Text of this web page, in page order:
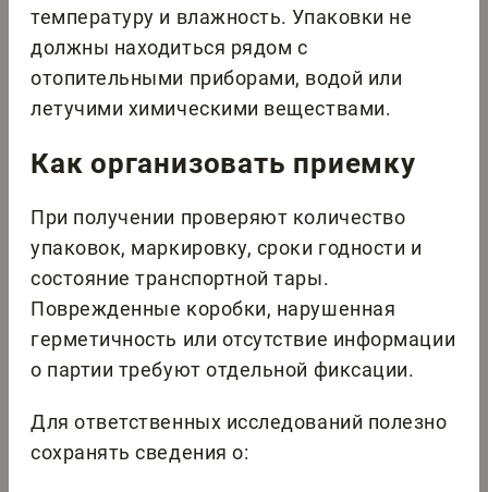
температуру и влажность. Упаковки не
должны находиться рядом с
отопительными приборами, водой или
летучими химическими веществами.
Как организовать приемку
При получении проверяют количество
упаковок, маркировку, сроки годности и
состояние транспортной тары.
Поврежденные коробки, нарушенная
герметичность или отсутствие информации
о партии требуют отдельной фиксации.
Для ответственных исследований полезно
сохранять сведения о: